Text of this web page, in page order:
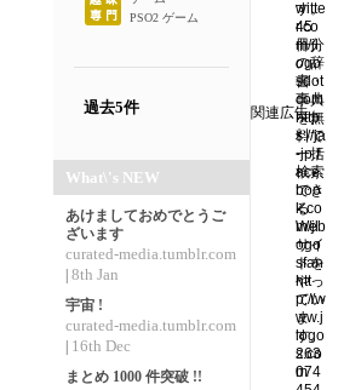
関連広告
PSO2 ゲーム
過去5件
What\'s NEW
あけましておめでとうご
ざいます
curated-media.tumblr.com
8th Jan
宇宙 !
curated-media.tumblr.com
16th Dec
まとめ 1000 件突破 !!